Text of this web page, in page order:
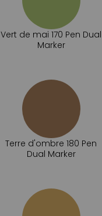
Vert de mai 170 Pen Dual
Marker
Terre d'ombre 180 Pen
Dual Marker